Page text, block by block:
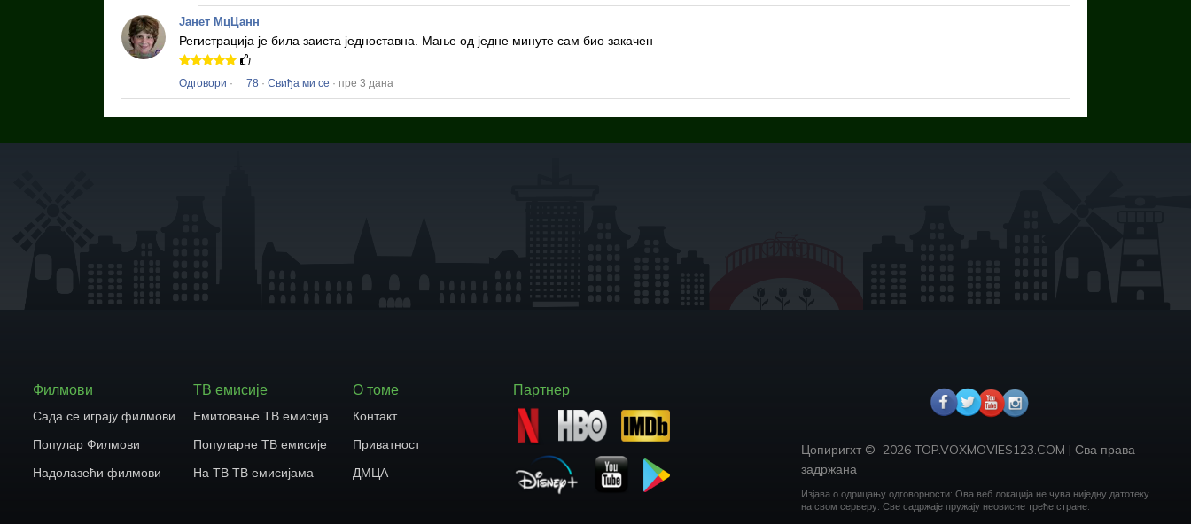
Јанет МцЦанн
Регистрација је била заиста једноставна. Мање од једне минуте сам био закачен
Одговори · 78 · Свиђа ми се · пре 3 дана
Филмови
Сада се играју филмови
Популар Филмови
Надолазећи филмови
ТВ емисије
Емитовање ТВ емисија
Популарне ТВ емисије
На ТВ ТВ емисијама
О томе
Контакт
Приватност
ДМЦА
Партнер
Цопиригхт © 2026 TOP.VOXMOVIES123.COM | Сва права
задржана
Изјава о одрицању одговорности: Ова веб локација не чува ниједну датотеку
на свом серверу. Све садржаје пружају неовисне треће стране.